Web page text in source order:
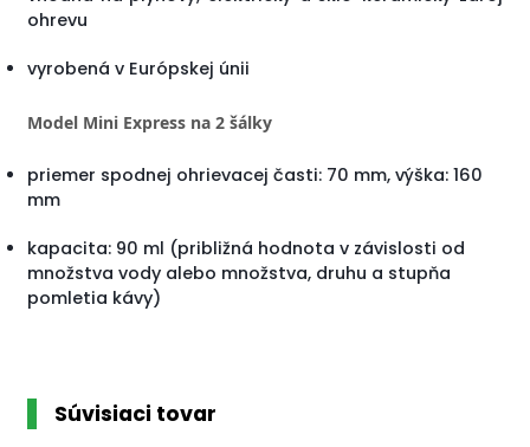
ohrevu
vyrobená v Európskej únii
Model Mini Express na 2 šálky
priemer spodnej ohrievacej časti: 70 mm, výška: 160
mm
kapacita: 90 ml (približná hodnota v závislosti od
množstva vody alebo množstva, druhu a stupňa
pomletia kávy)
Súvisiaci tovar